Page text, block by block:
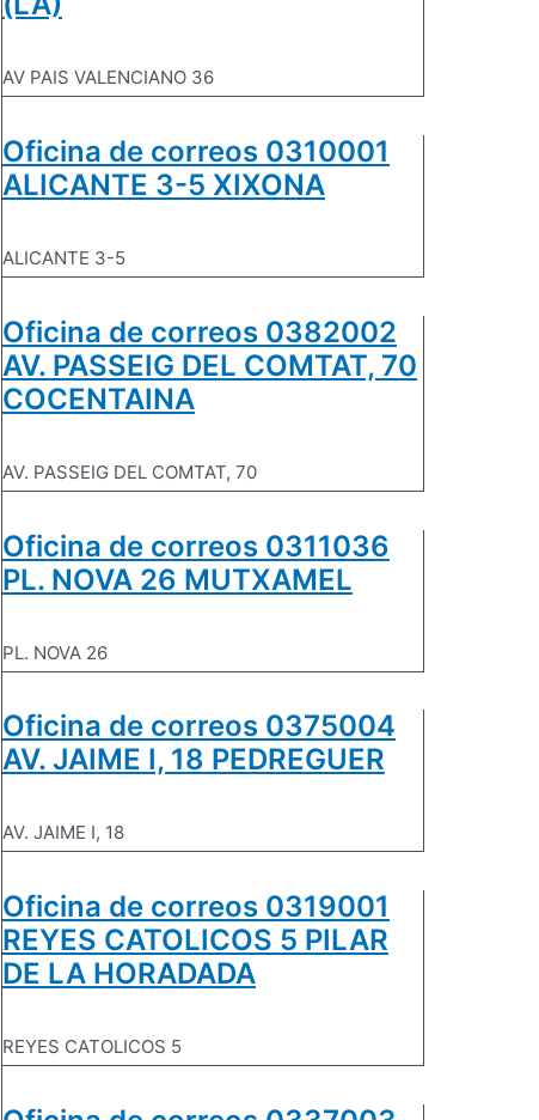
AV PAIS VALENCIANO 36
Oficina de correos 0310001
ALICANTE 3-5 XIXONA
ALICANTE 3-5
Oficina de correos 0382002
AV. PASSEIG DEL COMTAT, 70
COCENTAINA
AV. PASSEIG DEL COMTAT, 70
Oficina de correos 0311036
PL. NOVA 26 MUTXAMEL
PL. NOVA 26
Oficina de correos 0375004
AV. JAIME I, 18 PEDREGUER
AV. JAIME I, 18
Oficina de correos 0319001
REYES CATOLICOS 5 PILAR
DE LA HORADADA
REYES CATOLICOS 5